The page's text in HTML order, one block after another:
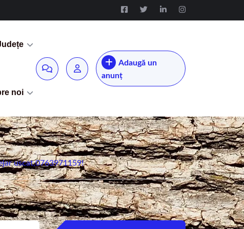
noi
Adaugă un
anunț
uscat,0763971159!